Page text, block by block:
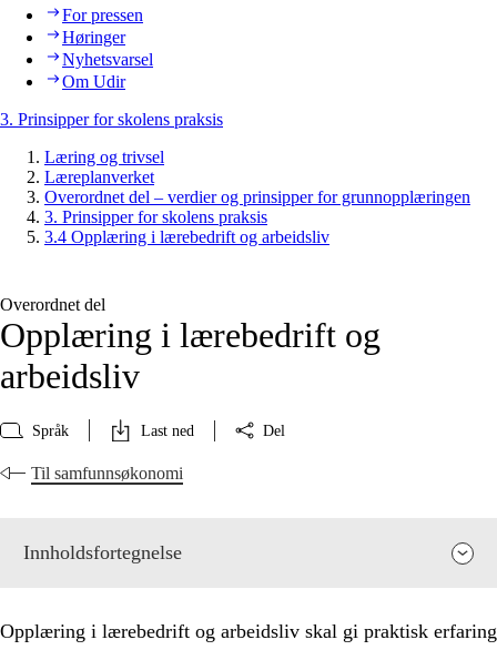
For pressen
Høringer
Nyhetsvarsel
Om Udir
3. Prinsipper for skolens praksis
Læring og trivsel
Læreplanverket
Overordnet del – verdier og prinsipper for grunnopplæringen
3. Prinsipper for skolens praksis
3.4 Opplæring i lærebedrift og arbeidsliv
Overordnet del
Opplæring i lærebedrift og
arbeidsliv
Språk Last ned Del
Til samfunnsøkonomi
Innholdsfortegnelse
Opplæring i lærebedrift og arbeidsliv skal gi praktisk erfaring